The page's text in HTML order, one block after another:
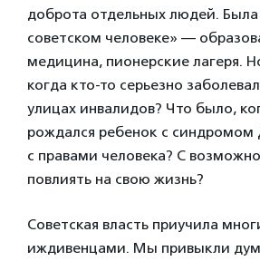
доброта отдельных людей.
советском человеке» —
медицина, пионерские лагеря.
когда кто-то серьезно
улицах инвалидов? Что было,
рождался ребенок с синдромом
с правами человека? С
повлиять на свою жизнь?
Советская власть приучила
иждивенцами. Мы привыкли